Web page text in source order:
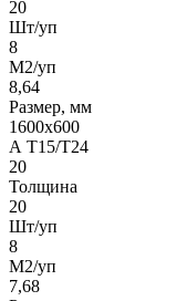
20
Шт/уп
8
М2/уп
8,64
Размер, мм
1600х600
А Т15/Т24
20
Толщина
20
Шт/уп
8
М2/уп
7,68